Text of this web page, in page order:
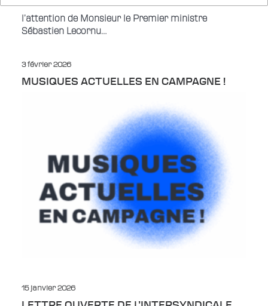
l’intersyndicale du spectacle vivant public à
l’attention de Monsieur le Premier ministre
Sébastien Lecornu…
3 février 2026
MUSIQUES ACTUELLES EN CAMPAGNE !
15 janvier 2026